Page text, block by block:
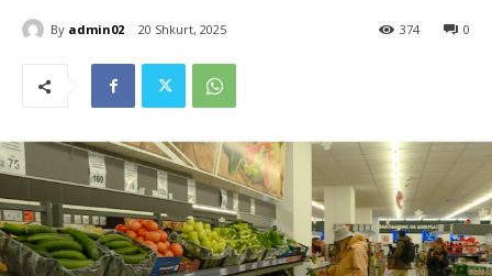
By admin02 20 Shkurt, 2025 0
374